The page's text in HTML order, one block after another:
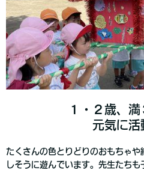
１・２歳、
元気に活
たくさんの色とりどりのおもちゃ
しそうに遊んでいます。先生たち